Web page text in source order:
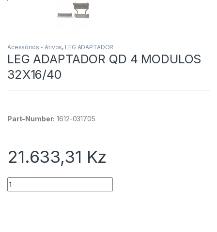
Acessórios - Ativos, LEG ADAPTADOR
LEG ADAPTADOR QD 4 MODULOS
32X16/40
Part-Number: 1612-031705
21.633,31 Kz
Quantidade